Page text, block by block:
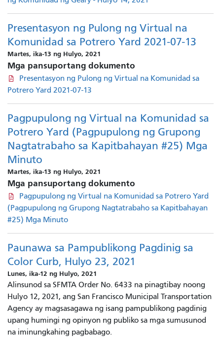
Presentasyon ng Pulong ng Virtual na
Komunidad sa Potrero Yard 2021-07-13
Martes, ika-13 ng Hulyo, 2021
Mga pansuportang dokumento
Presentasyon ng Pulong ng Virtual na Komunidad sa
Potrero Yard 2021-07-13
Pagpupulong ng Virtual na Komunidad sa
Potrero Yard (Pagpupulong ng Grupong
Nagtatrabaho sa Kapitbahayan #25) Mga
Minuto
Martes, ika-13 ng Hulyo, 2021
Mga pansuportang dokumento
Pagpupulong ng Virtual na Komunidad sa Potrero Yard
(Pagpupulong ng Grupong Nagtatrabaho sa Kapitbahayan
#25) Mga Minuto
Paunawa sa Pampublikong Pagdinig sa
Color Curb, Hulyo 23, 2021
Lunes, ika-12 ng Hulyo, 2021
Alinsunod sa SFMTA Order No. 6433 na pinagtibay noong
Hulyo 12, 2021, ang San Francisco Municipal Transportation
Agency ay magsasagawa ng isang pampublikong pagdinig
upang humingi ng opinyon ng publiko sa mga sumusunod
na iminungkahing pagbabago.